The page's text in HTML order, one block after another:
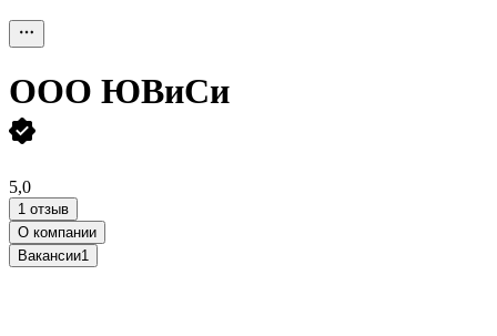
ООО ЮВиСи
5,0
1 отзыв
О компании
Вакансии1